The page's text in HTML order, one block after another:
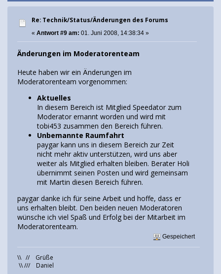
Re: Technik/Status/Änderungen des Forums
« Antwort #9 am: 01. Juni 2008, 14:38:34 »
Änderungen im Moderatorenteam
Heute haben wir ein Änderungen im
Moderatorenteam vorgenommen:
Aktuelles
In diesem Bereich ist Mitglied Speedator zum
Moderator ernannt worden und wird mit
tobi453 zusammen den Bereich führen.
Unbemannte Raumfahrt
paygar kann uns in diesem Bereich zur Zeit
nicht mehr aktiv unterstützen, wird uns aber
weiter als Mitglied erhalten bleiben. Berater Holi
übernimmt seinen Posten und wird gemeinsam
mit Martin diesen Bereich führen.
paygar danke ich für seine Arbeit und hoffe, dass er
uns erhalten bleibt. Den beiden neuen Moderatoren
wünsche ich viel Spaß und Erfolg bei der Mitarbeit im
Moderatorenteam.
Gespeichert
\\ // Grüße
\\ /// Daniel